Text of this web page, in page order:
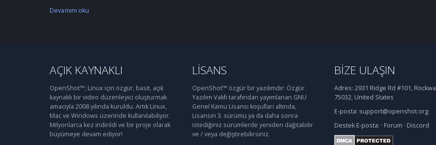
Devamını oku
AÇIK KAYNAKLI
OpenShot™; Linux için özgür, basit, açık
kaynaklı bir video düzenleyici oluşturmak
amacıyla 2008 yılında kuruldu. Artık Linux,
Mac ve Windows üzerinde kullanılabiliyor.
Milyonlarca kez indirildi ve bir proje olarak
büyümeye devam ediyor!
LISANS
OpenShot™ özgür bir yazılımdır: Özgür
Yazılım Vakfı tarafından yayımlanan GNU
Genel Kamu Lisansı koşulları altında,
Lisansın 3. sürümü ya da daha sonra
istediğiniz sürümlerde yeniden dağıtabilir
ve / veya değiştirebilirsiniz.
BIZE ULAŞIN
Adres: 2931 Ridge Rd #101,
75032, United States
E-posta: support@openshot.org
Destek E-posta: · Forum · Discord